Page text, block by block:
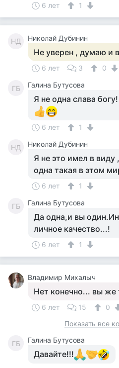
6 лет 1
НД Николай Дубинин
Не уверен , думаю и
6 лет 3 0
ГБ Галина Бутусова
Я не одна слава
6 лет 1
НД Николай Дубинин
Я не это имел в
одна такая в этом
6 лет 1
ГБ Галина Бутусова
Да одна,и вы
личное качество...!
6 лет 1
Владимир Михалыч
Нет конечно... вы же
6 лет 15
0
Показать все
ГБ Галина Бутусова
Давайте!!!